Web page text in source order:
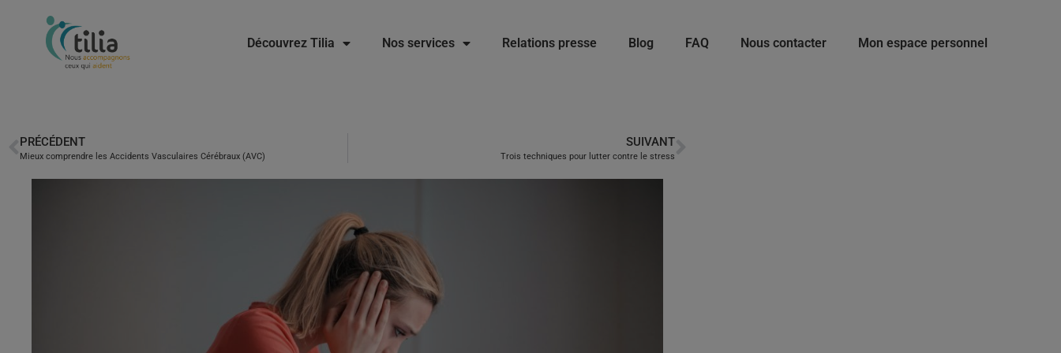
Découvrez Tilia Nos services Relations presse Blog FAQ Nous contacter Mon espace personnel
PRÉCÉDENT
Mieux comprendre les Accidents Vasculaires Cérébraux (AVC)
SUIVANT
Trois techniques pour lutter contre le stress